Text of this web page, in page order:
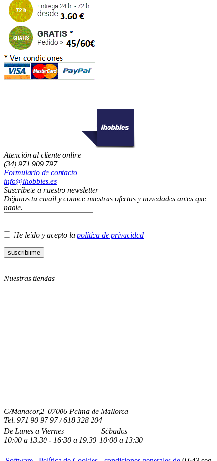
Atención al cliente online
(34) 971 909 797
Formulario de contacto
info@ihobbies.es
Suscríbete a nuestro newsletter
Déjanos tu email y conoce nuestras ofertas y novedades antes que
nadie.
He leído y acepto la política de privacidad
Nuestras tiendas
C/Manacor,2 07006 Palma de Mallorca
Tel. 971 90 97 97 / 618 328 204
De Lunes a Viernes
10:00 a 13.30 - 16:30 a 19.30
Sábados
10:00 a 13:30